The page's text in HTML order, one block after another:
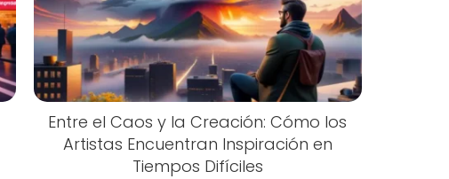
Entre el Caos y la Creación: Cómo los
Artistas Encuentran Inspiración en
Tiempos Difíciles